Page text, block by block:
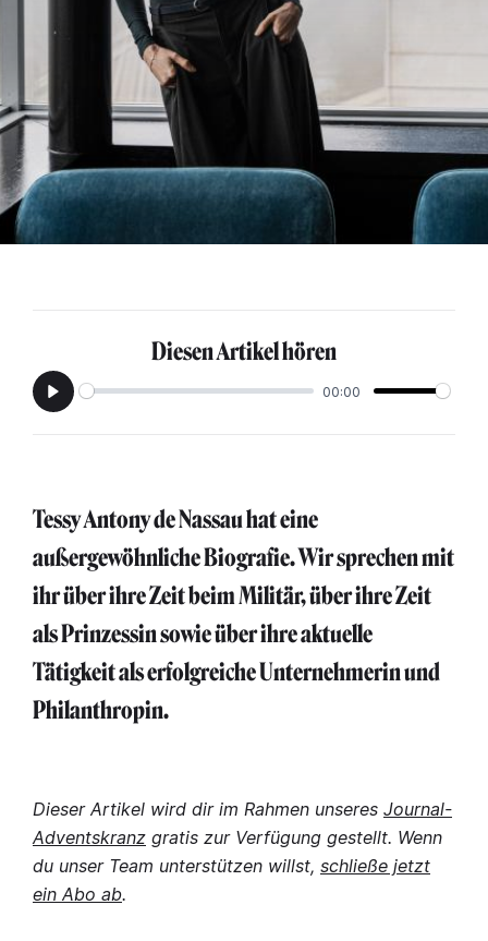
Diesen Artikel hören
Play
00:00
Tessy Antony de Nassau hat eine
außergewöhnliche Biografie. Wir sprechen mit
ihr über ihre Zeit beim Militär, über ihre Zeit
als Prinzessin sowie über ihre aktuelle
Tätigkeit als erfolgreiche Unternehmerin und
Philanthropin.
Dieser Artikel wird dir im Rahmen unseres Journal-
Adventskranz gratis zur Verfügung gestellt. Wenn
du unser Team unterstützen willst, schließe jetzt
ein Abo ab.